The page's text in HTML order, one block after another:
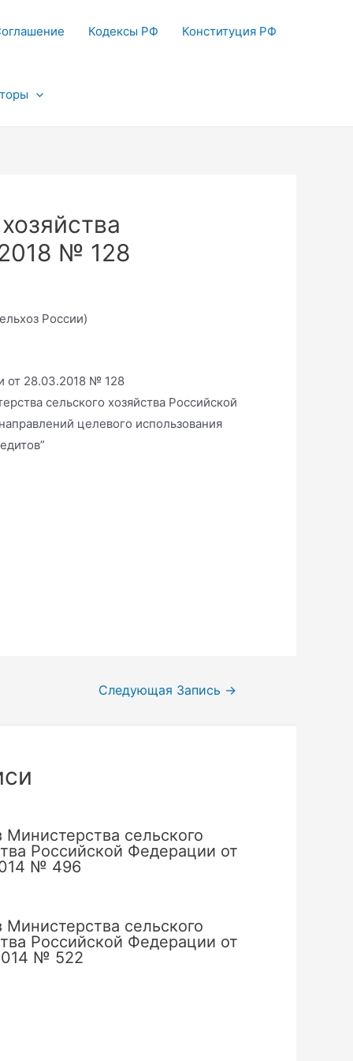
Кодексы РФ Конституция РФ
№ 128
России)
от 28.03.2018 № 128
сельского хозяйства Российской
целевого использования
Следующая Запись →
Министерства сельского
Российской Федерации от
№ 496
Министерства сельского
Российской Федерации от
№ 522